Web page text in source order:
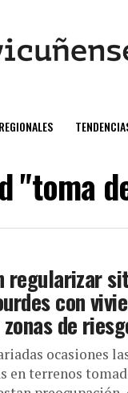
REGIONALES
"toma
regularizar
con
de
ocasiones
en terrenos